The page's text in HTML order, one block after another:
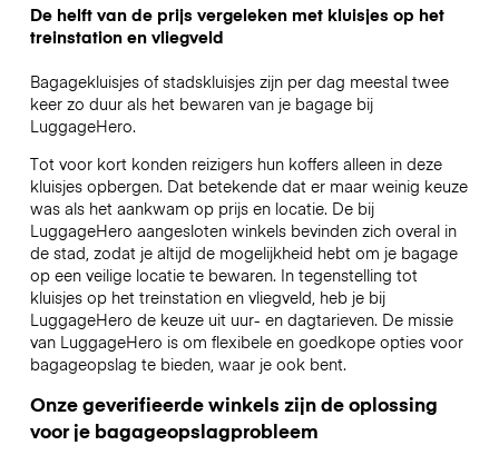
De helft van de prijs vergeleken met kluisjes op het
treinstation en vliegveld
Bagagekluisjes of stadskluisjes zijn per dag meestal twee
keer zo duur als het bewaren van je bagage bij
LuggageHero.
Tot voor kort konden reizigers hun koffers alleen in deze
kluisjes opbergen. Dat betekende dat er maar weinig keuze
was als het aankwam op prijs en locatie. De bij
LuggageHero aangesloten winkels bevinden zich overal in
de stad, zodat je altijd de mogelijkheid hebt om je bagage
op een veilige locatie te bewaren. In tegenstelling tot
kluisjes op het treinstation en vliegveld, heb je bij
LuggageHero de keuze uit uur- en dagtarieven. De missie
van LuggageHero is om flexibele en goedkope opties voor
bagageopslag te bieden, waar je ook bent.
Onze geverifieerde winkels zijn de oplossing
voor je bagageopslagprobleem